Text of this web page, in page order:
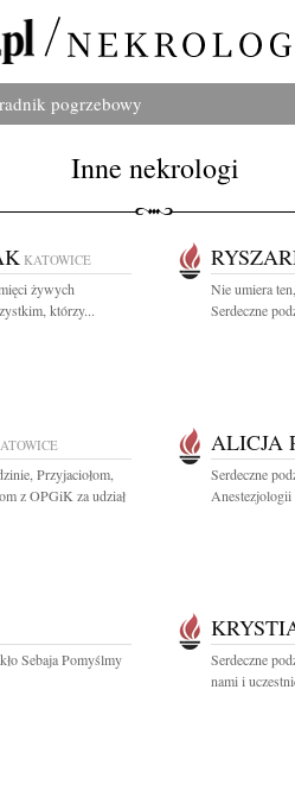
pogrzebowy
Inne nekrologi
KATOWICE
żywych
którzy...
Nie umiera
Serdeczne
Przyjaciołom,
z OPGiK za udział
ALICJA
Serdeczne
Sebaja Pomyślmy
Serdeczne
nami i